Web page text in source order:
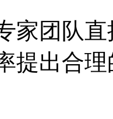
家团队
提出合